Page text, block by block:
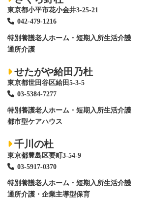
東京都小平市花小金井3-25-21
042-479-1216
特別養護老人ホーム ・短期入所生活介護
通所介護
せたがや給田乃杜
東京都世田谷区給田5-3-5
03-5384-7277
特別養護老人ホーム ・短期入所生活介護
都市型ケアハウス
千川の杜
東京都豊島区要町3-54-9
03-5917-0370
特別養護老人ホーム ・短期入所生活介護
通所介護・企業主導型保育